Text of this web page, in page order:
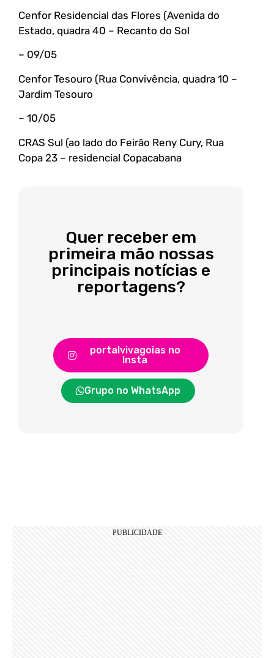
Cenfor Residencial das Flores (Avenida do
Estado, quadra 40 – Recanto do Sol
– 09/05
Cenfor Tesouro (Rua Convivência, quadra 10 –
Jardim Tesouro
– 10/05
CRAS Sul (ao lado do Feirão Reny Cury, Rua
Copa 23 – residencial Copacabana
Quer receber em
primeira mão nossas
principais notícias e
reportagens?
portalvivagoias no
Insta
Grupo no WhatsApp